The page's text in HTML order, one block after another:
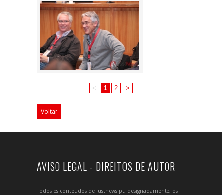
< 1 2 >
Voltar
AVISO LEGAL - DIREITOS DE AUTOR
Todos os conteúdos de justnews.pt, designadamente, os